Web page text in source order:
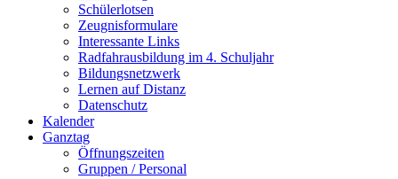
Schülerlotsen
Zeugnisformulare
Interessante Links
Radfahrausbildung im 4. Schuljahr
Bildungsnetzwerk
Lernen auf Distanz
Datenschutz
Kalender
Ganztag
Öffnungszeiten
Gruppen / Personal